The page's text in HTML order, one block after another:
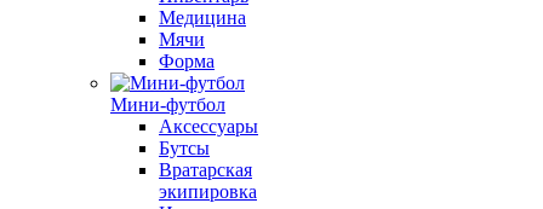
Медицина
Мячи
Форма
Мини-футбол
Аксессуары
Бутсы
Вратарская
экипировка